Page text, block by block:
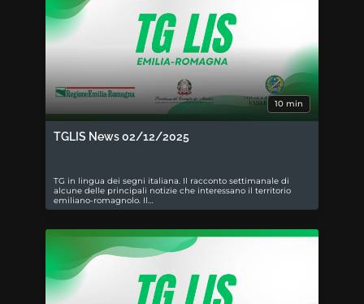
10 min
TGLIS News 02/12/2025
TG in lingua dei segni italiana. Il racconto settimanale di
alcune delle principali notizie che interessano il territorio
emiliano-romagnolo. Il…